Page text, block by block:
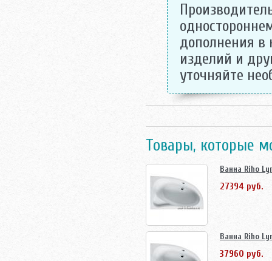
дополнения
изделий и
уточняйте
Товары, которые
Ванна Riho
27394 руб.
Ванна Riho
37960 руб.